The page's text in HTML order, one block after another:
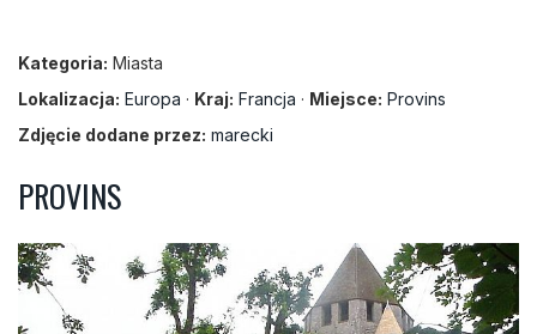
Kategoria: Miasta
Lokalizacja: Europa · Kraj: Francja · Miejsce: Provins
Zdjęcie dodane przez: marecki
PROVINS